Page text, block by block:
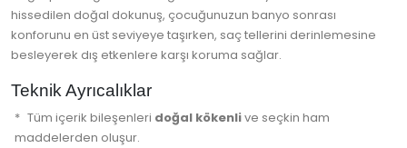
hissedilen doğal dokunuş, çocuğunuzun banyo sonrası
konforunu en üst seviyeye taşırken, saç tellerini derinlemesine
besleyerek dış etkenlere karşı koruma sağlar.
Teknik Ayrıcalıklar
Tüm içerik bileşenleri doğal kökenlive seçkin ham
maddelerden oluşur.